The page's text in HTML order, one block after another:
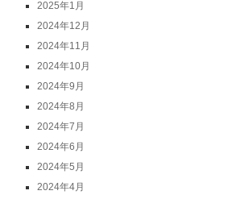
2025年1月
2024年12月
2024年11月
2024年10月
2024年9月
2024年8月
2024年7月
2024年6月
2024年5月
2024年4月